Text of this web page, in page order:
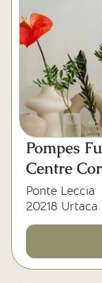
Pompes
Centre
Ponte Leccia
20218 Urtaca